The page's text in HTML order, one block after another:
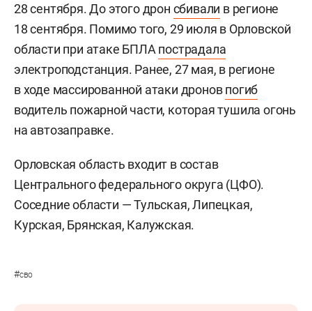
28 сентября. До этого дрон сбивали в регионе
18 сентября. Помимо того, 29 июля в Орловской
области при атаке БПЛА пострадала
электроподстанция. Ранее, 27 мая, в регионе
в ходе массированной атаки дроновпогиб
водитель пожарной части, которая тушила огонь
на автозаправке.
Орловская область входит в состав
Центрального федерального округа (ЦФО).
Соседние области — Тульская, Липецкая,
Курская, Брянская, Калужская.
#сво